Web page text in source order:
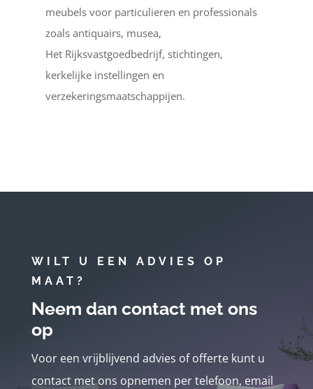
meubels voor particulieren en professionals
zoals antiquairs, musea,
Het Rijksvastgoedbedrijf, stichtingen,
kerkelijke instellingen en
verzekeringsmaatschappijen.
WILT U EEN ADVIES OP
MAAT?
Neem dan contact met ons
op
Voor een vrijblijvend advies of offerte kunt u
contact met ons opnemen per telefoon, email